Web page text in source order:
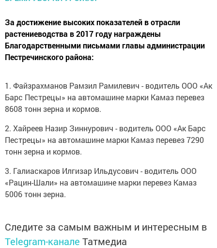
За достижение высоких показателей в отрасли
растениеводства в 2017 году награждены
Благодарственными письмами главы администрации
Пестречинского района:
1. Файзрахманов Рамзил Рамилевич - водитель ООО «Ак
Барс Пестрецы» на автомашине марки Камаз перевез
8608 тонн зерна и кормов.
2. Хайреев Назир Зиннурович - водитель ООО «Ак Барс
Пестрецы» на автомашине марки Камаз перевез 7290
тонн зерна и кормов.
3. Галиаскаров Илгизар Ильдусович - водитель ООО
«Рацин-Шали» на автомашине марки перевез Камаз
5006 тонн зерна.
Следите за самым важным и интересным в
Telegram-канале Татмедиа